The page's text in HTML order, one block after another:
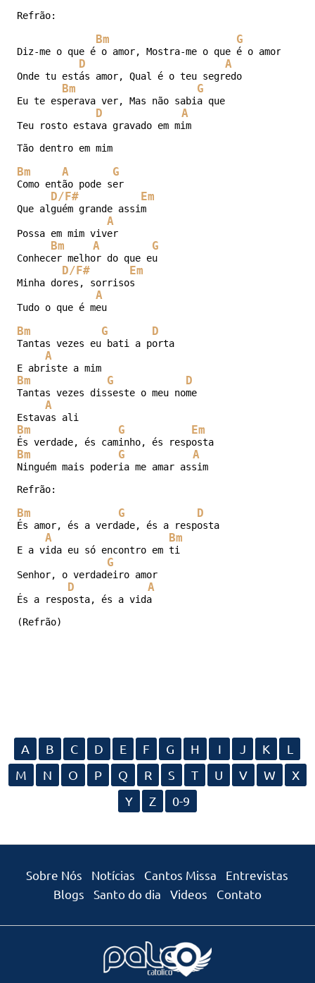
Refrão:
Bm G
Diz-me o que é o amor, Mostra-me o que é o amor
D A
Onde tu estás amor, Qual é o teu segredo
Bm G
Eu te esperava ver, Mas não sabia que
D A
Teu rosto estava gravado em mim
Tão dentro em mim
Bm A G
Como então pode ser
D/F# Em
Que alguém grande assim
A
Possa em mim viver
Bm A G
Conhecer melhor do que eu
D/F# Em
Minha dores, sorrisos
A
Tudo o que é meu
Bm G D
Tantas vezes eu bati a porta
A
E abriste a mim
Bm G D
Tantas vezes disseste o meu nome
A
Bm G Em
És verdade, és caminho, és resposta
Bm G A
Ninguém mais poderia me amar assim
Refrão:
Bm G D
És amor, és a verdade, és a resposta
A Bm
E a vida eu só encontro em ti
G
Senhor, o verdadeiro amor
D A
És a resposta, és a vida
(Refrão)
A B C D E F G H I J K
L
M
N O P Q R S T U V W
X
Y
Z 0-9
Sobre Nós Notícias Cantos Missa
Entrevistas
Blogs
Santo do dia Videos Contato